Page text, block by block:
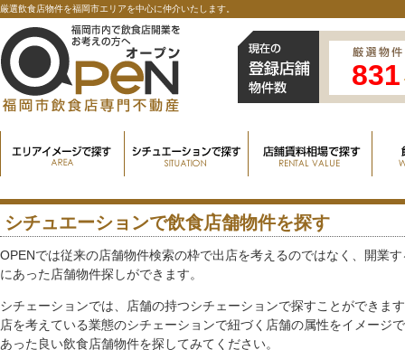
厳選飲食店物件を福岡市エリアを中心に仲介いたします。
831
シチュエーションで飲食店舗物件を探す
OPENでは従来の店舗物件検索の枠で出店を考えるのではなく、開業
にあった店舗物件探しができます。
シチェーションでは、店舗の持つシチェーションで探すことができま
店を考えている業態のシチェーションで紐づく店舗の属性をイメージ
あった良い飲食店舗物件を探してみてください。